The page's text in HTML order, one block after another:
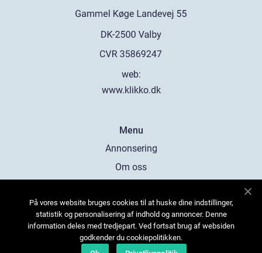
web:
www.klikko.dk
Menu
Annonsering
Om oss
Kontakta oss
Sitemap
På vores website bruges cookies til at huske dine indstillinger,
statistik og personalisering af indhold og annoncer. Denne
information deles med tredjepart. Ved fortsat brug af websiden
godkender du cookiepolitikken.